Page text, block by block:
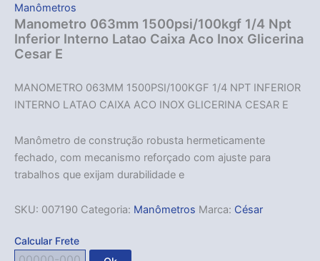
Manômetros
Manometro 063mm 1500psi/100kgf 1/4 Npt
Inferior Interno Latao Caixa Aco Inox Glicerina
Cesar E
MANOMETRO 063MM 1500PSI/100KGF 1/4 NPT INFERIOR
INTERNO LATAO CAIXA ACO INOX GLICERINA CESAR E
Manômetro de construção robusta hermeticamente
fechado, com mecanismo reforçado com ajuste para
trabalhos que exijam durabilidade e
SKU: 007190 Categoria: Manômetros Marca: César
Calcular Frete